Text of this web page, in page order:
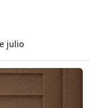
julio